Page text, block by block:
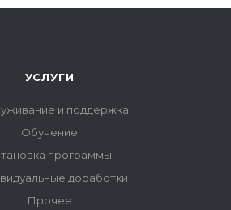
УСЛУГИ
и поддержка
Обучение
программы
доработки
Прочее